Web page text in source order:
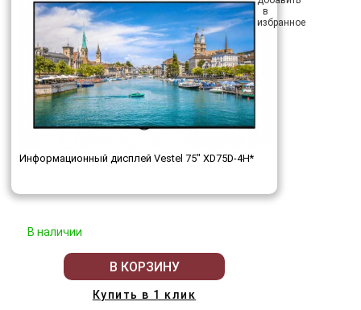
Информационный дисплей Vestel 75" XD75D-4H*
В наличии
В КОРЗИНУ
Купить в 1 клик